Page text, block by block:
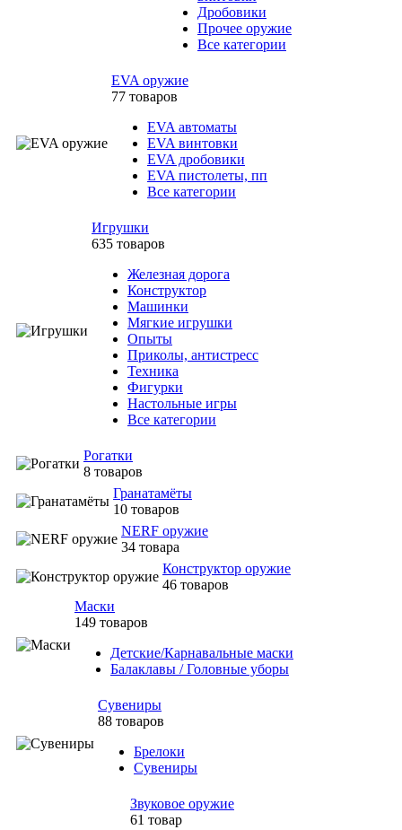
Дробовики
Прочее оружие
Все категории
EVA оружие
77 товаров
EVA автоматы
EVA винтовки
EVA дробовики
EVA пистолеты, пп
Все категории
Игрушки
635 товаров
Железная дорога
Конструктор
Машинки
Мягкие игрушки
Опыты
Приколы, антистресс
Техника
Фигурки
Настольные игры
Все категории
Рогатки
8 товаров
Гранатамёты
10 товаров
NERF оружие
34 товара
Конструктор оружие
46 товаров
Маски
149 товаров
Детские/Карнавальные маски
Балаклавы / Головные уборы
Сувениры
88 товаров
Брелоки
Сувениры
Звуковое оружие
61 товар